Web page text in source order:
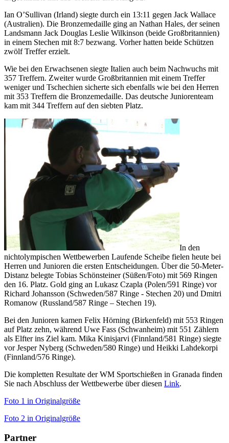
Ian O’Sullivan (Irland) siegte durch ein 13:11 gegen Jack Wallace
(Australien). Die Bronzemedaille ging an Nathan Hales, der seinen
Landsmann Jack Douglas Leslie Wilkinson (beide Großbritannien)
in einem Stechen mit 8:7 bezwang. Vorher hatten beide Schützen
zwölf Treffer erzielt.
Wie bei den Erwachsenen siegte Italien auch beim Nachwuchs mit
357 Treffern. Zweiter wurde Großbritannien mit einem Treffer
weniger und Tschechien sicherte sich ebenfalls wie bei den Herren
mit 353 Treffern die Bronzemedaille. Das deutsche Juniorenteam
kam mit 344 Treffern auf den siebten Platz.
In den
nichtolympischen Wettbewerben Laufende Scheibe fielen heute bei
Herren und Junioren die ersten Entscheidungen. Über die 50-Meter-
Distanz belegte Tobias Schönsteiner (Süßen/Foto) mit 569 Ringen
den 16. Platz. Gold ging an Lukasz Czapla (Polen/591 Ringe) vor
Richard Johansson (Schweden/587 Ringe - Stechen 20) und Dmitri
Romanow (Russland/587 Ringe – Stechen 19).
Bei den Junioren kamen Felix Hörning (Birkenfeld) mit 553 Ringen
auf Platz zehn, während Uwe Fass (Schwanheim) mit 551 Zählern
als Elfter ins Ziel kam. Mika Kinisjarvi (Finnland/581 Ringe) siegte
vor Jesper Nyberg (Schweden/580 Ringe) und Heikki Lahdekorpi
(Finnland/576 Ringe).
Die kompletten Resultate der WM Sportschießen in Granada finden
Sie nach Abschluss der Wettbewerbe über diesen Link.
Foto 1 in Originalgröße
Foto 2 in Originalgröße
Partner